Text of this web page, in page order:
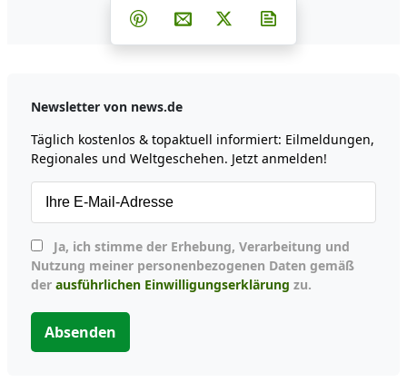
Teilen auf Facebook
Teilen auf Whatsapp
Teilen auf Telegram
Teilen auf Pinterest
Per E-Mail teilen
Post auf X
Newsletter von news.de
Täglich kostenlos & topaktuell informiert: Eilmeldungen,
Regionales und Weltgeschehen. Jetzt anmelden!
Nutzung meiner personenbezogenen Daten gemäß
der ausführlichen Einwilligungserklärung zu.
Absenden